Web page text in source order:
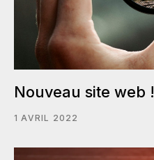
Nouveau site web !
1 AVRIL 2022